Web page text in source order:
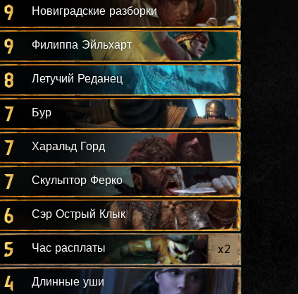
9 Новиградские разборки
9 Филиппа Эйльхарт
8 Летучий Реданец
7 Бур
7 Харальд Горд
7 Скульптор Ферко
6 Сэр Острый Клык
5 Час расплаты x2
4 Длинные уши